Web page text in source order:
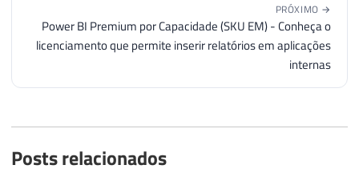
PRÓXIMO →
Power BI Premium por Capacidade (SKU EM) - Conheça o
licenciamento que permite inserir relatórios em aplicações
internas
Posts relacionados